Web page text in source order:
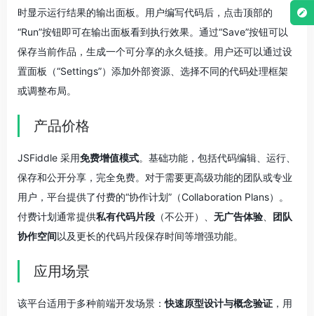
时显示运行结果的输出面板。用户编写代码后，点击顶部的
“Run”按钮即可在输出面板看到执行效果。通过“Save”按钮可以
保存当前作品，生成一个可分享的永久链接。用户还可以通过设
置面板（“Settings”）添加外部资源、选择不同的代码处理框架
或调整布局。
产品价格
JSFiddle 采用免费增值模式。基础功能，包括代码编辑、运行、
保存和公开分享，完全免费。对于需要更高级功能的团队或专业
用户，平台提供了付费的“协作计划”（Collaboration Plans）。
付费计划通常提供私有代码片段 （不公开）、 无广告体验
团队
协作空间以及更长的代码片段保存时间等增强功能。
应用场景
该平台适用于多种前端开发场景：快速原型设计与概念验证 ，用